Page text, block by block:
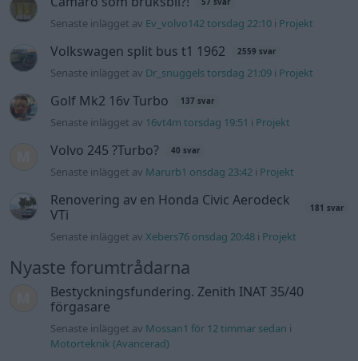
57 svar
Senaste inlägget av Ev_volvo142 torsdag 22:10 i Projekt
Volkswagen split bus t1 1962 2559 svar
Senaste inlägget av Dr_snuggels torsdag 21:09 i Projekt
Golf Mk2 16v Turbo 137 svar
Senaste inlägget av 16vt4m torsdag 19:51 i Projekt
Volvo 245 ?Turbo? 40 svar
Senaste inlägget av Marurb1 onsdag 23:42 i Projekt
Renovering av en Honda Civic Aerodeck
VTi
181 svar
Senaste inlägget avXebers76 onsdag 20:48 i Projekt
Nyaste forumtrådarna
Bestyckningsfundering. Zenith INAT 35/40
förgasare
Senaste inlägget av Mossan1 för 12 timmar sedan i
Motorteknik (Avancerad)